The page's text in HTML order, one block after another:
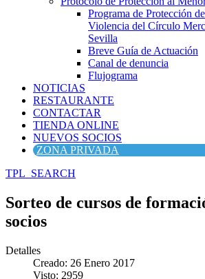
Programa de Protección
Violencia del Círculo
Sevilla
Breve Guía de Actuación
Canal de denuncia
Flujograma
NOTICIAS
RESTAURANTE
CONTACTAR
TIENDA ONLINE
NUEVOS SOCIOS
ZONA PRIVADA
TPL_SEARCH
Sorteo de cursos de
socios
Detalles
Creado: 26 Enero 2017
Visto: 2959